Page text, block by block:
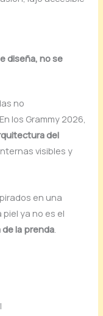
diseña, no se
no
los Grammy 2026,
del
visibles y
en una
ya no es el
la prenda